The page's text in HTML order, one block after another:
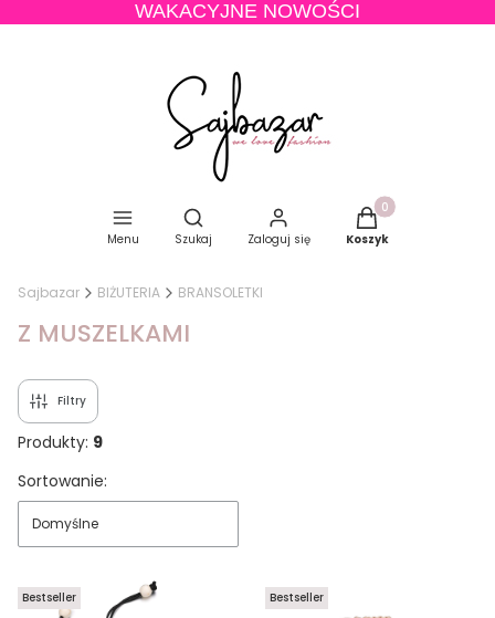
WAKACYJNE NOWOŚCI
Menu
Otwórz wyszukiwarkę
Szukaj Zaloguj się
Produkty w
Koszyk
Sajbazar BIŻUTERIA BRANSOLETKI
Z MUSZELKAMI
Filtry
Produkty: 9
Lista produktów
Sortowanie:
Domyślne
Bestseller Bestseller